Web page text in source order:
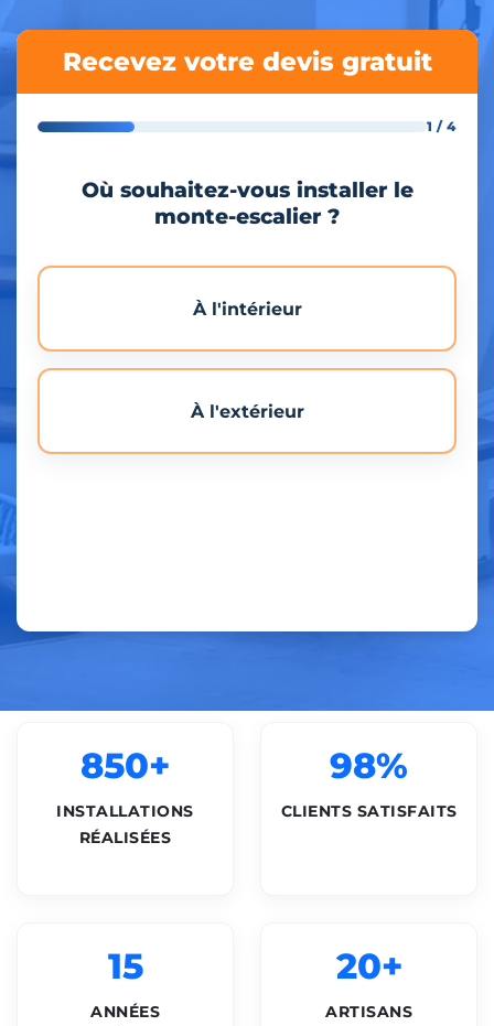
Recevez votre devis gratuit
1 / 4
Où souhaitez-vous installer le
monte-escalier ?
À l'intérieur
À l'extérieur
850+
INSTALLATIONS
RÉALISÉES
98%
CLIENTS SATISFAITS
15
ANNÉES
20+
ARTISANS